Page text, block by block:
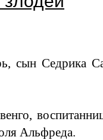
сын Седрика
Альфреда.